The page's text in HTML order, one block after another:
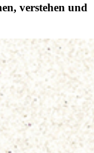
verstehen und